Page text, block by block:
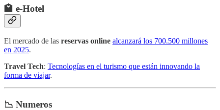
🏩 e-Hotel
El mercado de las reservas online alcanzará los 700.500 millones
en 2025.
Travel Tech: Tecnologías en el turismo que están innovando la
forma de viajar.
📉 Numeros